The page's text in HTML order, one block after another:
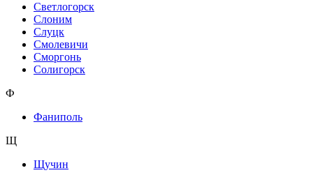
Светлогорск
Слоним
Слуцк
Смолевичи
Сморгонь
Солигорск
Ф
Фаниполь
Щ
Щучин